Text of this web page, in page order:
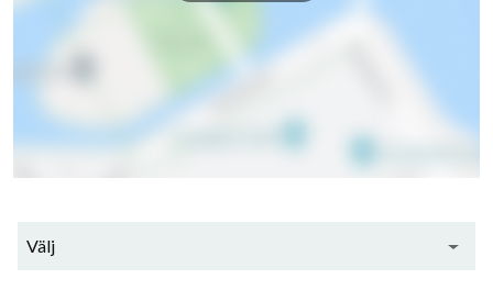
Välj